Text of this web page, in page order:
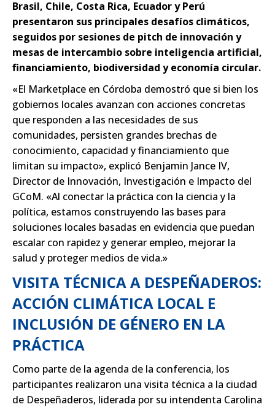
Brasil, Chile, Costa Rica, Ecuador y Perú
presentaron sus principales desafíos climáticos,
seguidos por sesiones de pitch de innovación y
mesas de intercambio sobre inteligencia artificial,
financiamiento, biodiversidad y economía circular.
«El Marketplace en Córdoba demostró que si bien los
gobiernos locales avanzan con acciones concretas
que responden a las necesidades de sus
comunidades, persisten grandes brechas de
conocimiento, capacidad y financiamiento que
limitan su impacto», explicó Benjamin Jance IV,
Director de Innovación, Investigación e Impacto del
GCoM. «Al conectar la práctica con la ciencia y la
política, estamos construyendo las bases para
soluciones locales basadas en evidencia que puedan
escalar con rapidez y generar empleo, mejorar la
salud y proteger medios de vida.»
VISITA TÉCNICA A DESPEÑADEROS:
ACCIÓN CLIMÁTICA LOCAL E
INCLUSIÓN DE GÉNERO EN LA
PRÁCTICA
Como parte de la agenda de la conferencia, los
participantes realizaron una visita técnica a la ciudad
de Despeñaderos, liderada por su intendenta Carolina